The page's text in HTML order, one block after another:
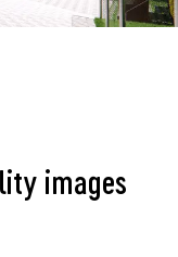
images